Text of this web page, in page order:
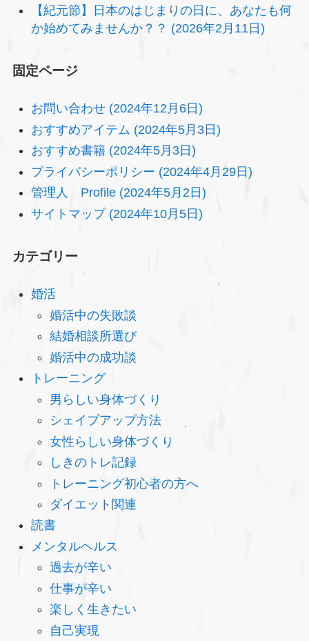
【紀元節】日本のはじまりの日に、あなたも何
か始めてみませんか？？ (2026年2月11日)
固定ページ
お問い合わせ (2024年12月6日)
おすすめアイテム (2024年5月3日)
おすすめ書籍 (2024年5月3日)
プライバシーポリシー (2024年4月29日)
管理人 Profile (2024年5月2日)
サイトマップ (2024年10月5日)
カテゴリー
婚活
婚活中の失敗談
結婚相談所選び
婚活中の成功談
トレーニング
男らしい身体づくり
シェイプアップ方法
女性らしい身体づくり
しきのトレ記録
トレーニング初心者の方へ
ダイエット関連
読書
メンタルヘルス
過去が辛い
仕事が辛い
楽しく生きたい
自己実現